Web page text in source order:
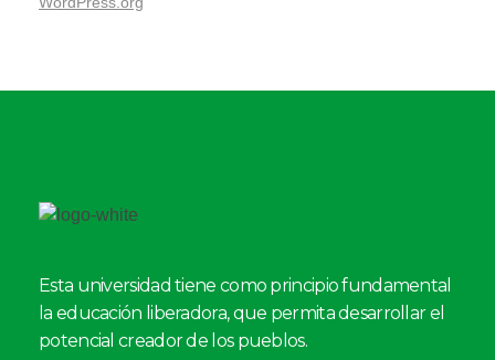
Esta universidad tiene como principio fundamental
la educación liberadora, que permita desarrollar el
potencial creador de los pueblos.